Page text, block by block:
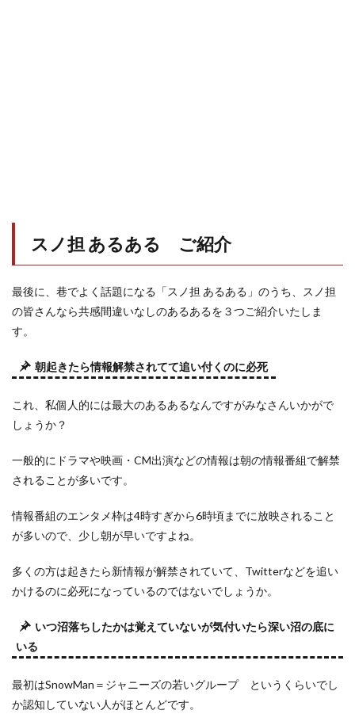
スノ担 あるある ご紹介
最後に、巷でよく話題になる「スノ担 あるある」のうち、スノ担
の皆さんなら共感間違いなしのあるあるを３つご紹介いたしま
す。
朝起きたら情報解禁されてて追い付くのに必死
これ、私個人的には最大のあるあるなんですがみなさんいかがで
しょうか？
一般的にドラマや映画・CM出演などの情報は朝の情報番組で解禁
されることが多いです。
情報番組のエンタメ枠は4時すぎから6時頃までに放映されること
が多いので、少し朝が早いですよね。
多くの方は起きたら新情報が解禁されていて、Twitterなどを追い
かけるのに必死になっているのではないでしょうか。
いつ沼落ちしたかは覚えていないが気付いたら深い沼の底に
いる
最初はSnowMan＝ジャニーズの若いグループ というくらいでし
か認知していない人がほとんどです。